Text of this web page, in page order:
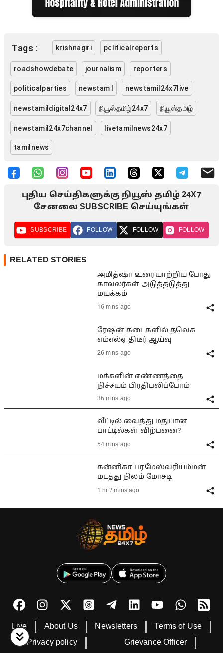
Tags : krishnagiri politicalreports
roadshowdebate journalism reporters
politicalparties newstamil newstamil24x7live
newstamildigital24x7 நியூஸ்தமிழ்24x7 நியூஸ்தமிழ்
newstamil24x7channel livetamilnews24x7
tamilnews
புதிய செய்திகளுக்கு நியூஸ் தமிழ் 24X7
சேனலை SUBSCRIBE செய்யுங்கள்
SUBSCRIBE FOLLOW FOLLOW FOLLOW
RELATED STORIES
அமித்ஷா உரையாற்றிய போது
காவலர்கள் அடுத்தடுத்து
மயக்கம்
16 mins ago
ரேஷன் கடைகளில் தவெக
எம்எல்ஏ திடீர் ஆய்வு
26 mins ago
மக்களின் எண்ணத்தை
நிச்சயம் பிரதிபலிப்போம்
36 mins ago
வீட்டில் வைத்து மதுபான
பாட்டில்கள் விற்பனை?
54 mins ago
கன்னிகா பரமேஸ்வரியம்மன்
மடத்து நிலம் மோசடி
1 hr 2 mins ago
Live About Us Newsletters
Terms of Use
Privacy policy
Grievance Officer